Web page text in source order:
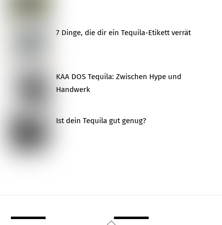
7 Dinge, die dir ein Tequila-Etikett verrät
KAA DOS Tequila: Zwischen Hype und
Handwerk
Ist dein Tequila gut genug?
Back